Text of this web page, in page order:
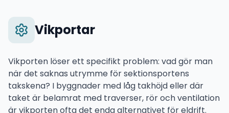
Vikportar
Vikporten löser ett specifikt problem: vad gör man
när det saknas utrymme för sektionsportens
takskena? I byggnader med låg takhöjd eller där
taket är belamrat med traverser, rör och ventilation
är vikporten ofta det enda alternativet för eldrift.